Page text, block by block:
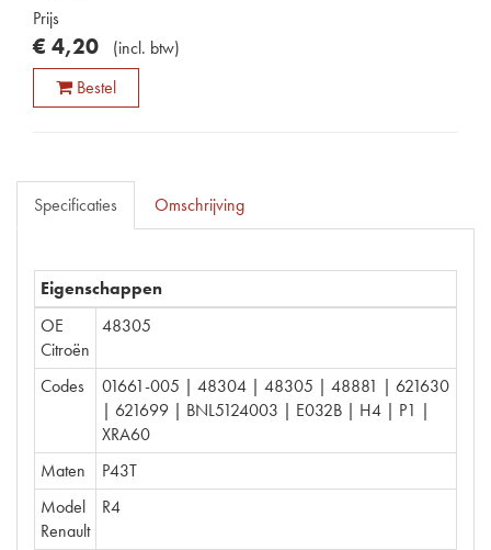
Prijs
€ 4,20 (incl. btw)
Bestel
Specificaties Omschrijving
Eigenschappen
OE
Citroën
48305
Codes
01661-005 | 48304 | 48305 | 48881 | 621630
| 621699 | BNL5124003 | E032B | H4 | P1 |
XRA60
Maten
P43T
Model
Renault
R4